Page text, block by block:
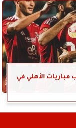
مباريات الأهلي في